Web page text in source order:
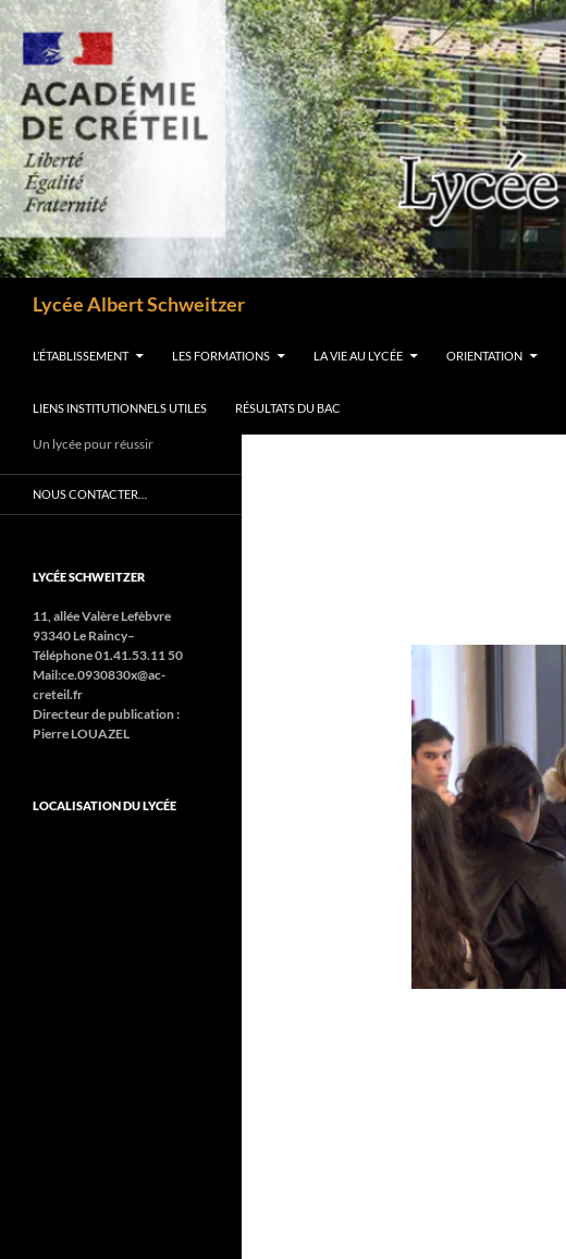
Aller
au
contenu
Lycée Albert Schweitzer
L’ÉTABLISSEMENT LES FORMATIONS LA VIE AU LYCÉE ORIENTATION
LIENS INSTITUTIONNELS UTILES RÉSULTATS DU BAC
Un lycée pour réussir
NOUS CONTACTER…
LYCÉE SCHWEITZER
11, allée Valère Lefèbvre
93340 Le Raincy–
Téléphone 01.41.53.11 50
Mail:ce.0930830x@ac-
creteil.fr
Directeur de publication :
Pierre LOUAZEL
LOCALISATION DU LYCÉE